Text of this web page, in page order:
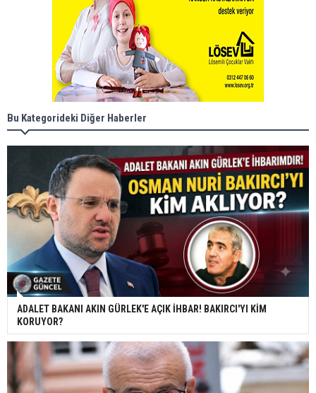
Bu Kategorideki Diğer Haberler
ADALET BAKANI AKIN GÜRLEK'E AÇIK İHBAR! BAKIRCI'YI KİM
KORUYOR?